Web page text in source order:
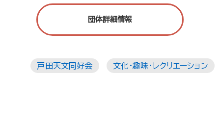
団体詳細情報
戸田天文同好会 文化・趣味・レクリエーション